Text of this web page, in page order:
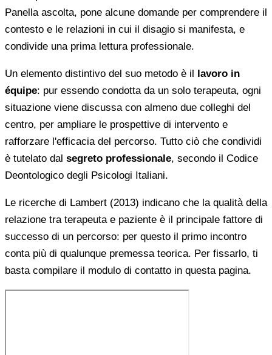
Panella ascolta, pone alcune domande per comprendere il
contesto e le relazioni in cui il disagio si manifesta, e
condivide una prima lettura professionale.
Un elemento distintivo del suo metodo è il lavoro in
équipe: pur essendo condotta da un solo terapeuta, ogni
situazione viene discussa con almeno due colleghi del
centro, per ampliare le prospettive di intervento e
rafforzare l'efficacia del percorso. Tutto ciò che condividi
è tutelato dal segreto professionale, secondo il Codice
Deontologico degli Psicologi Italiani.
Le ricerche di Lambert (2013) indicano che la qualità della
relazione tra terapeuta e paziente è il principale fattore di
successo di un percorso: per questo il primo incontro
conta più di qualunque premessa teorica. Per fissarlo, ti
basta compilare il modulo di contatto in questa pagina.